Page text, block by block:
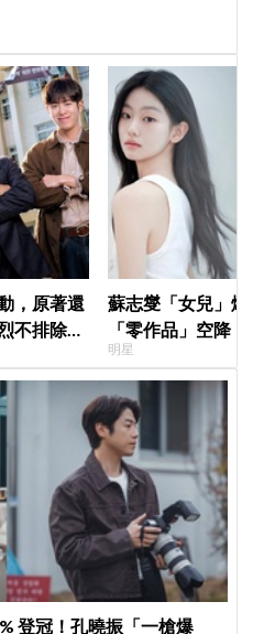
，原著還
不排除
蘇志燮「女兒」
「零作品」空降
片被挖出網驚呆
明星
登冠！孔曉振「一槍爆